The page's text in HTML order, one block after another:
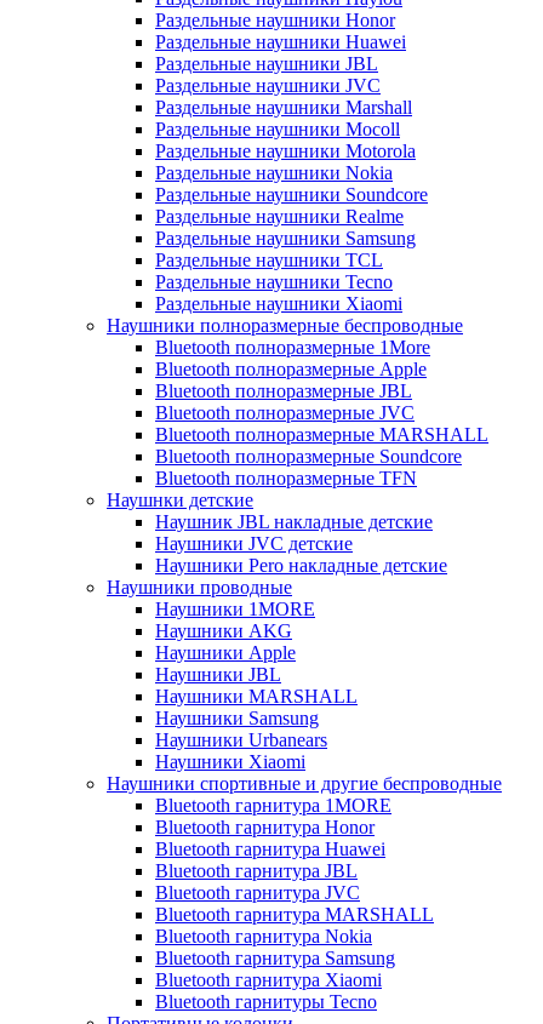
Раздельные наушники Honor
Раздельные наушники Huawei
Раздельные наушники JBL
Раздельные наушники JVC
Раздельные наушники Marshall
Раздельные наушники Mocoll
Раздельные наушники Motorola
Раздельные наушники Nokia
Раздельные наушники Soundcore
Раздельные наушники Realme
Раздельные наушники Samsung
Раздельные наушники TCL
Раздельные наушники Tecno
Раздельные наушники Xiaomi
Наушники полноразмерные беспроводные
Bluetooth полноразмерные 1More
Bluetooth полноразмерные Apple
Bluetooth полноразмерные JBL
Bluetooth полноразмерные JVC
Bluetooth полноразмерные MARSHALL
Bluetooth полноразмерные Soundcore
Bluetooth полноразмерные TFN
Наушнки детские
Наушник JBL накладные детские
Наушники JVC детские
Наушники Pero накладные детские
Наушники проводные
Наушники 1MORE
Наушники AKG
Наушники Apple
Наушники JBL
Наушники MARSHALL
Наушники Samsung
Наушники Urbanears
Наушники Xiaomi
Наушники спортивные и другие беспроводные
Bluetooth гарнитура 1MORE
Bluetooth гарнитура Honor
Bluetooth гарнитура Huawei
Bluetooth гарнитура JBL
Bluetooth гарнитура JVC
Bluetooth гарнитура MARSHALL
Bluetooth гарнитура Nokia
Bluetooth гарнитура Samsung
Bluetooth гарнитура Xiaomi
Bluetooth гарнитуры Tecno